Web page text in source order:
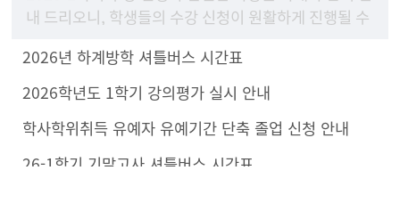
내 드리오니, 학생들의 수강 신청이 원활하게 진행될 수
주시기 바랍니
2026년 하계방학 셔틀버스 시간표
2026학년도 1학기 강의평가 실시 안내
학사학위취득 유예자 유예기간 단축 졸업 신청 안내
26-1학기 기말고사 셔틀버스 시간표